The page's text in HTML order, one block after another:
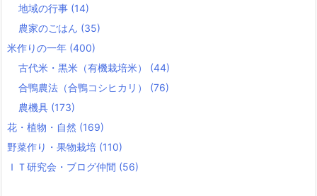
地域の行事 (14)
農家のごはん (35)
米作りの一年 (400)
古代米・黒米（有機栽培米） (44)
合鴨農法（合鴨コシヒカリ） (76)
農機具 (173)
花・植物・自然 (169)
野菜作り・果物栽培 (110)
ＩＴ研究会・ブログ仲間 (56)